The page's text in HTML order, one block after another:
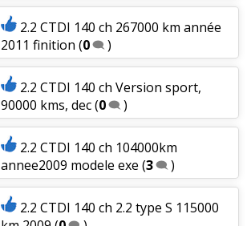
2.2 CTDI 140 ch 267000 km année
2011 finition (0 )
2.2 CTDI 140 ch Version sport,
90000 kms, dec(0 )
2.2 CTDI 140 ch 104000km
annee2009 modele exe (3 )
2.2 CTDI 140 ch 2.2 type S 115000